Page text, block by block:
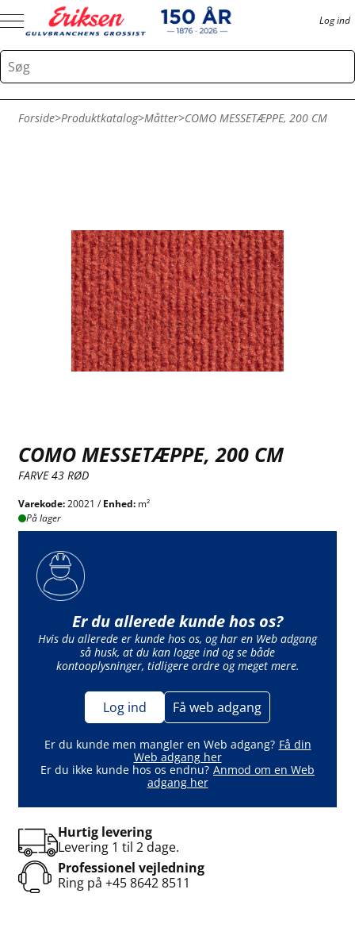
Log ind
Forside>Produktkatalog>Måtter>COMO MESSETÆPPE, 200 CM
COMO MESSETÆPPE, 200 CM
FARVE 43 RØD
Varekode:20021 /Enhed: m²
På lager
Er du allerede kunde hos os?
Hvis du allerede er kunde hos os, og har en Web adgang
så husk, at du kan logge ind og se både
kontooplysninger, tidligere ordre og meget mere.
Log ind Få web adgang
Er du kunde men mangler en Web adgang? Få din
Web adgang her
Er du ikke kunde hos os endnu? Anmod om en Web
adgang her
Hurtig levering
Levering 1 til 2 dage.
Professionel vejledning
Ring på +45 8642 8511